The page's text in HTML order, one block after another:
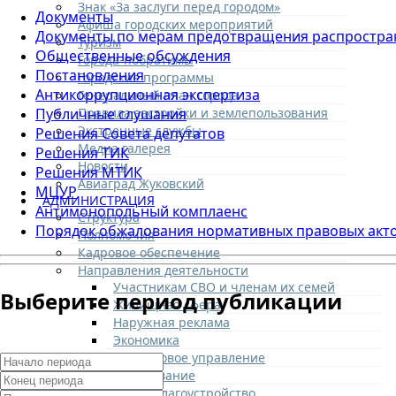
Знак «За заслуги перед городом»
Афиша городских мероприятий
Туризм
Города-побратимы
Городские программы
Генеральный план города
Правила застройки и землепользования
Экстренные службы
Медиа галерея
Новости
Авиаград Жуковский
АДМИНИСТРАЦИЯ
Структура
Полномочия
Кадровое обеспечение
Направления деятельности
Участникам СВО и членам их семей
Жилищная сфера
Наружная реклама
Экономика
Финансовое управление
Образование
ЖКХ и благоустройство
Документы
Документы по мерам предотвращения
Общественные обсуждения
Постановления
Антикоррупционная экспертиза
Публичные слушания
Решения Совета депутатов
Решения ТИК
Решения МТИК
МЦУР
Антимонопольный комплаенс
Порядок обжалования нормативных правовых
Выберите период публикации